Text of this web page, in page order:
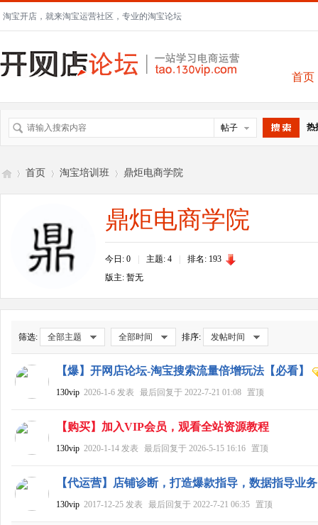
淘宝开店，就来淘宝运营社区，专业的淘宝论坛
首页
帖子 热
首页
›
淘宝培训班
›
鼎炬电商学院
鼎炬电商学院
今日: 0 主题: 4 排名: 193
版主: 暂无
筛选: 全部主题 全部时间 排序: 发帖时间
【爆】开网店论坛-淘宝搜索流量倍增玩法【必看】
130vip 2026-1-6 发表 最后回复于 2022-7-21 01:08 置顶
【购买】加入VIP会员，观看全站资源教程
130vip 2020-1-14 发表 最后回复于 2026-5-15 16:16 置顶
【代运营】店铺诊断，打造爆款指导，数据指导业务
130vip 2017-12-25 发表 最后回复于 2022-7-21 06:35 置顶